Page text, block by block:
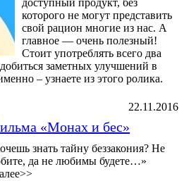
доступный продукт, без
которого не могут представить
свой рацион многие из нас. А
главное — очень полезный!
Стоит употреблять всего два
заметных улучшений в
– узнаете из этого ролика.
22.11.2016
«Монах и бес»
знать тайну беззакония? Не
да не любимы будете…»